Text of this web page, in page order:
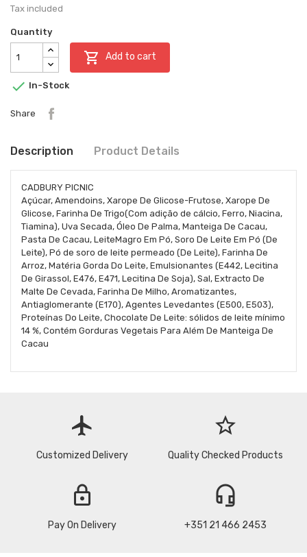
Tax included
Quantity
 Add to cart
 In-Stock
Share
Description Product Details
CADBURY PICNIC
Açúcar, Amendoins, Xarope De Glicose-Frutose, Xarope De
Glicose, Farinha De Trigo(Com adição de cálcio, Ferro, Niacina,
Tiamina), Uva Secada, Óleo De Palma, Manteiga De Cacau,
Pasta De Cacau, LeiteMagro Em Pó, Soro De Leite Em Pó (De
Leite), Pó de soro de leite permeado (De Leite), Farinha De
Arroz, Matéria Gorda Do Leite, Emulsionantes (E442, Lecitina
De Girassol, E476, E471, Lecitina De Soja), Sal, Extracto De
Malte De Cevada, Farinha De Milho, Aromatizantes,
Antiaglomerante (E170), Agentes Levedantes (E500, E503),
Proteínas Do Leite, Chocolate De Leite: sólidos de leite mínimo
14 %, Contém Gorduras Vegetais Para Além De Manteiga De
Cacau
flight
Customized Delivery
star_border
Quality Checked Products
lock
Pay On Delivery
headset_mic
+351 21 466 2453